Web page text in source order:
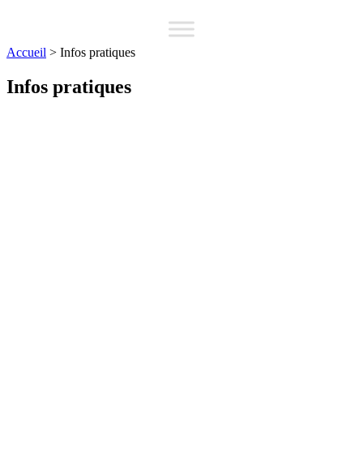
Accueil > Infos pratiques
Infos pratiques